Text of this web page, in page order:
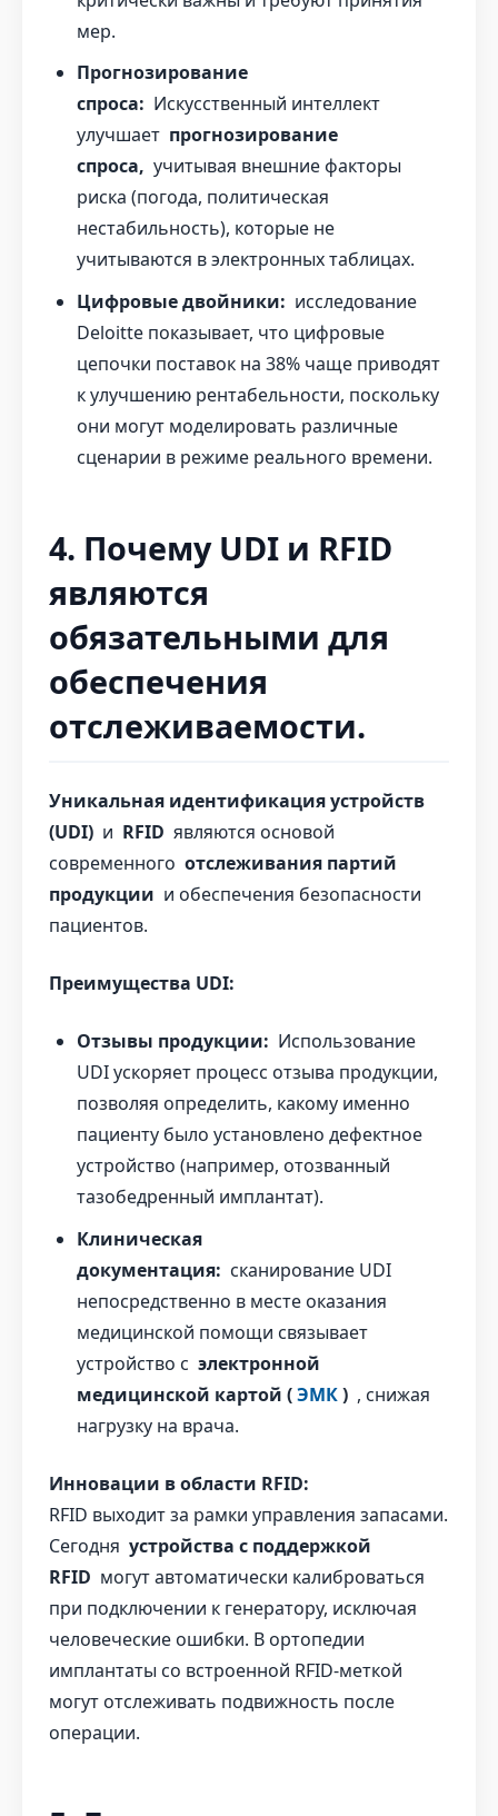
мер.
Прогнозирование
спроса: Искусственный интеллект
улучшает прогнозирование
спроса, учитывая внешние факторы
риска (погода, политическая
нестабильность), которые не
учитываются в электронных таблицах.
Цифровые двойники: исследование
Deloitte показывает, что цифровые
цепочки поставок на 38% чаще приводят
к улучшению рентабельности, поскольку
они могут моделировать различные
сценарии в режиме реального времени.
4. Почему UDI и RFID
являются
обязательными для
обеспечения
отслеживаемости.
Уникальная идентификация устройств
(UDI) и RFID являются основой
современного отслеживания партий
продукции и обеспечения безопасности
пациентов.
Преимущества UDI:
Отзывы продукции: Использование
UDI ускоряет процесс отзыва продукции,
позволяя определить, какому именно
пациенту было установлено дефектное
устройство (например, отозванный
тазобедренный имплантат).
Клиническая
документация: сканирование UDI
непосредственно в месте оказания
медицинской помощи связывает
устройство с электронной
медицинской картой (ЭМК) , снижая
нагрузку на врача.
Инновации в области RFID:
RFID выходит за рамки управления запасами.
Сегодня устройства с поддержкой
RFID могут автоматически калиброваться
при подключении к генератору, исключая
человеческие ошибки. В ортопедии
имплантаты со встроенной RFID-меткой
могут отслеживать подвижность после
операции.